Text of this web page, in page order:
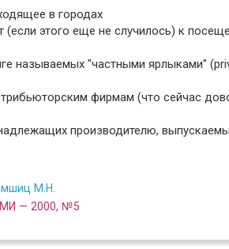
в городах
(если этого еще не случилось) к
называемых "частными ярлыками"
фирмам (что сейчас
производителю,
М.Н.
— 2000, №5